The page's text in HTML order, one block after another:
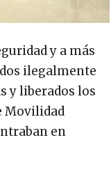
y a más
ilegalmente
y liberados los
Movilidad
en